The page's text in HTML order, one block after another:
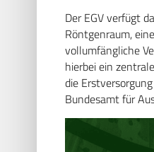
Der EGV verfügt
Röntgenraum,
vollumfängliche
hierbei ein
die
Bundesamt für